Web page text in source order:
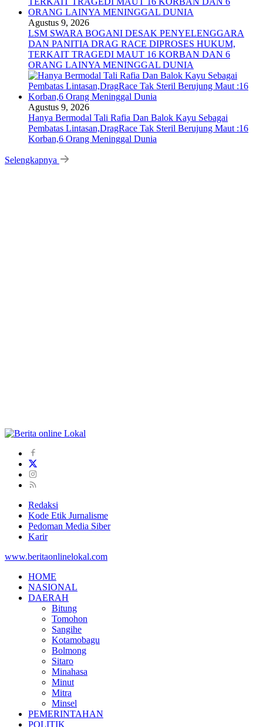
Agustus 9, 2026
LSM SWARA BOGANI DESAK PENYELENGGARA
DAN PANITIA DRAG RACE DIPROSES HUKUM,
TERKAIT TRAGEDI MAUT 16 KORBAN DAN 6
ORANG LAINYA MENINGGAL DUNIA
Agustus 9, 2026
Hanya Bermodal Tali Rafia Dan Balok Kayu Sebagai
Pembatas Lintasan,DragRace Tak Steril Berujung Maut :16
Korban,6 Orang Meninggal Dunia
Selengkapnya
Redaksi
Kode Etik Jurnalisme
Pedoman Media Siber
Karir
www.beritaonlinelokal.com
HOME
NASIONAL
DAERAH
Bitung
Tomohon
Sangihe
Kotamobagu
Bolmong
Sitaro
Minahasa
Minut
Mitra
Minsel
PEMERINTAHAN
POLITIK